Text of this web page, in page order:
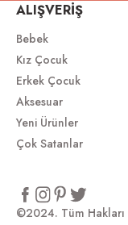
ALIŞVERİŞ
Bebek
Kız Çocuk
Erkek Çocuk
Aksesuar
Yeni Ürünler
Çok Satanlar
©2024. Tüm Hakları